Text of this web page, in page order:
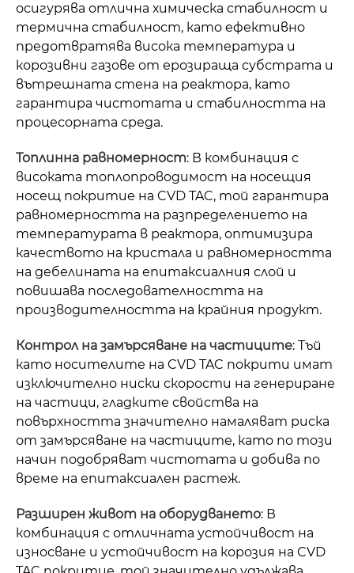
осигурява отлична химическа стабилност и
термична стабилност, като ефективно
предотвратява висока температура и
корозивни газове от ерозираща субстрата и
вътрешната стена на реактора, като
гарантира чистотата и стабилността на
процесорната среда.
Топлинна равномерност: В комбинация с
високата топлопроводимост на носещия
носещ покритие на CVD TAC, той гарантира
равномерността на разпределението на
температурата в реактора, оптимизира
качеството на кристала и равномерността
на дебелината на епитаксиалния слой и
повишава последователността на
производителността на крайния продукт.
Контрол на замърсяване на частиците: Тъй
като носителите на CVD TAC покрити имат
изключително ниски скорости на генериране
на частици, гладките свойства на
повърхността значително намаляват риска
от замърсяване на частиците, като по този
начин подобряват чистотата и добива по
време на епитаксиален растеж.
Разширен живот на оборудването: В
комбинация с отличната устойчивост на
износване и устойчивост на корозия на CVD